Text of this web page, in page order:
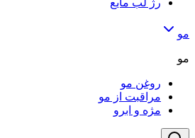
مو
مو
روغن مو
مراقبت از مو
مژه و ابرو